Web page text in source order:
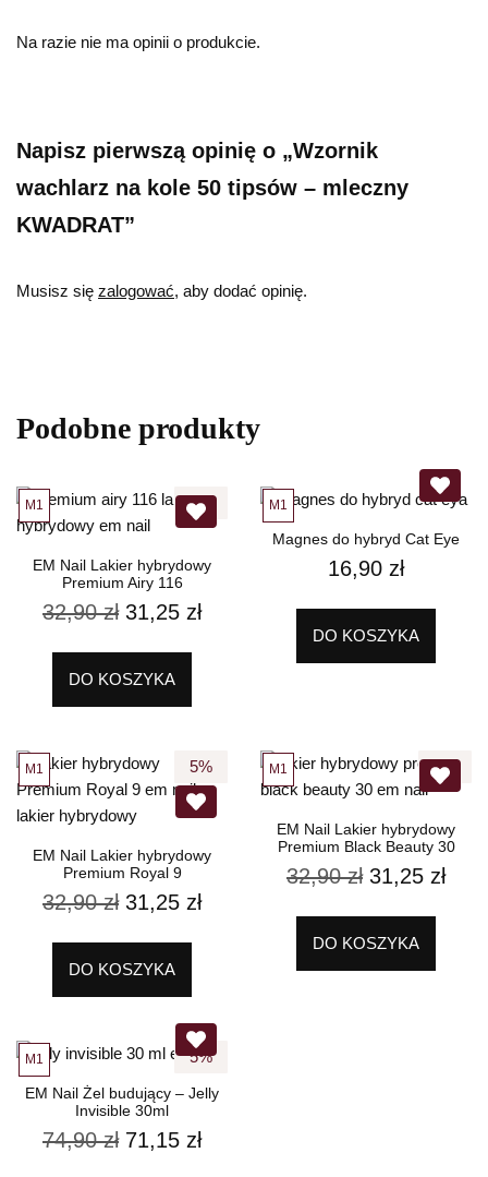
Na razie nie ma opinii o produkcie.
Napisz pierwszą opinię o „Wzornik
wachlarz na kole 50 tipsów – mleczny
KWADRAT”
Musisz się zalogować, aby dodać opinię.
Podobne produkty
5%
M1
EM Nail Lakier hybrydowy
Premium Airy 116
32,90zł 31,25 zł
DO KOSZYKA
M1
Magnes do hybryd Cat Eye
16,90 zł
DO KOSZYKA
5%
M1
EM Nail Lakier hybrydowy
Premium Royal 9
32,90zł 31,25 zł
DO KOSZYKA
5%
M1
EM Nail Lakier hybrydowy
Premium Black Beauty 30
32,90zł 31,25 zł
DO KOSZYKA
5%
M1
EM Nail Żel budujący – Jelly
Invisible 30ml
74,90zł 71,15 zł